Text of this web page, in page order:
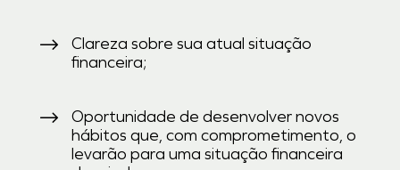
Clareza sobre sua atual situação
financeira;
Oportunidade de desenvolver novos
hábitos que, com comprometimento, o
levarão para uma situação financeira